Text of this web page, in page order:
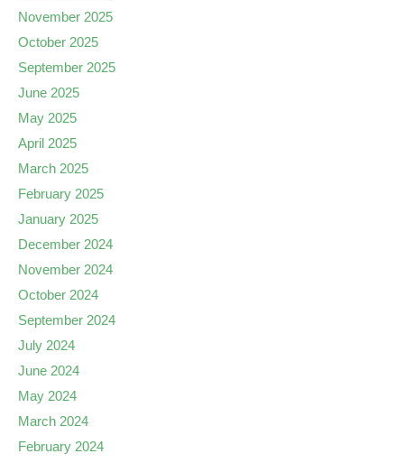
November 2025
October 2025
September 2025
June 2025
May 2025
April 2025
March 2025
February 2025
January 2025
December 2024
November 2024
October 2024
September 2024
July 2024
June 2024
May 2024
March 2024
February 2024